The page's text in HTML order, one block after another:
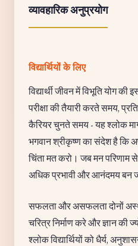
व्यावहारिक अनुप्रयोग
विद्यार्थियों के लिए
विद्यार्थी जीवन में विभूति योग की
परीक्षा की तैयारी करते समय,
कैरियर चुनते समय - यह श्लोक
भगवान श्रीकृष्ण का संदेश है कि
चिंता मत करो। जब मन परिणाम
अधिक प्रभावी और आनंदमय बन
सफलता और असफलता दोनों
चरित्र निर्माण करे और ज्ञान की
श्लोक विद्यार्थियों को धैर्य,